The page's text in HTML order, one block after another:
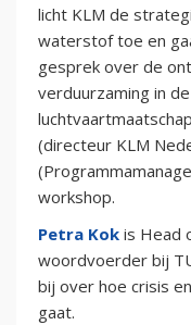
licht KLM de
waterstof toe en
gesprek over de
verduurzaming in
(directeur KLM
workshop.
Petra Kok is Head
woordvoerder bij
bij over hoe crisis
gaat.